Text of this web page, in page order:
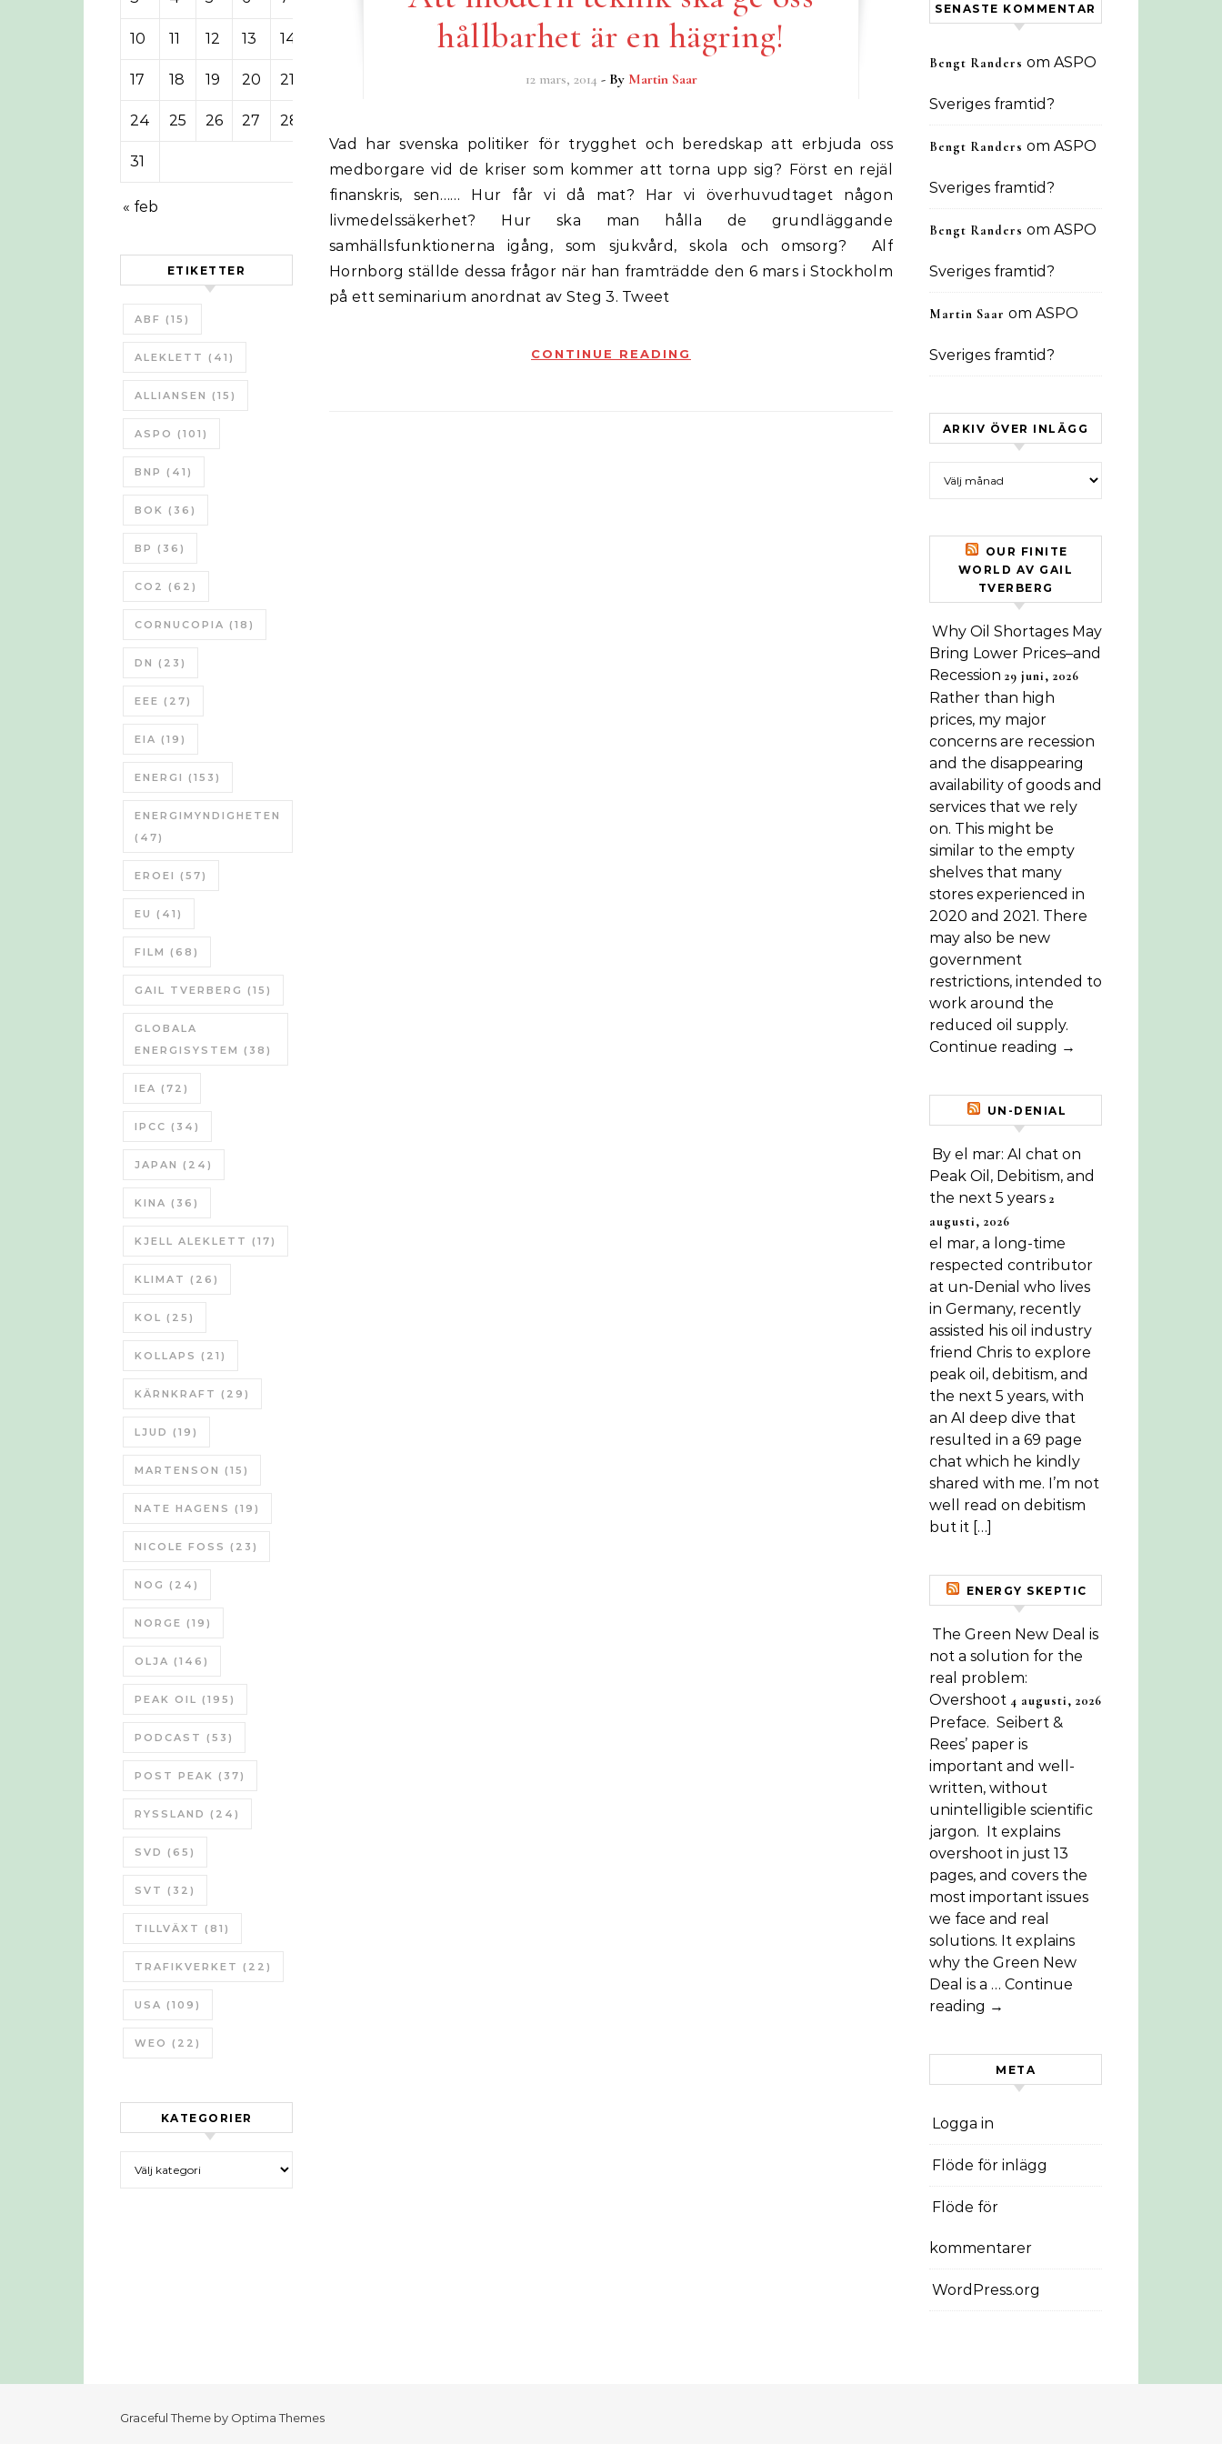
10 11 12 13 14
17 18 19 20 21
24 25 26 27 28
31
« feb
ETIKETTER
ABF (15)
ALEKLETT (41)
ALLIANSEN (15)
ASPO (101)
BNP (41)
BOK (36)
BP (36)
CO2 (62)
CORNUCOPIA (18)
DN (23)
EEE (27)
EIA (19)
ENERGI (153)
ENERGIMYNDIGHETEN
(47)
EROEI (57)
EU (41)
FILM (68)
GAIL TVERBERG (15)
GLOBALA
ENERGISYSTEM (38)
IEA (72)
IPCC (34)
JAPAN (24)
KINA (36)
KJELL ALEKLETT (17)
KLIMAT (26)
KOL (25)
KOLLAPS (21)
KÄRNKRAFT (29)
LJUD (19)
MARTENSON (15)
NATE HAGENS (19)
NICOLE FOSS (23)
NOG (24)
NORGE (19)
OLJA (146)
PEAK OIL (195)
PODCAST (53)
POST PEAK (37)
RYSSLAND (24)
SVD (65)
SVT (32)
TILLVÄXT (81)
TRAFIKVERKET (22)
USA (109)
WEO (22)
KATEGORIER
hållbarhet är en hägring!
12 mars, 2014 - By Martin Saar
Vad har svenska politiker för trygghet och beredskap att erbjuda oss
medborgare vid de kriser som kommer att torna upp sig? Först en rejäl
finanskris, sen…… Hur får vi då mat? Har vi överhuvudtaget någon
livmedelssäkerhet? Hur ska man hålla de grundläggande
samhällsfunktionerna igång, som sjukvård, skola och omsorg? Alf
Hornborg ställde dessa frågor när han framträdde den 6 mars i Stockholm
på ett seminarium anordnat av Steg 3. Tweet
CONTINUE READING
SENASTE KOMMENTAR
Bengt Randers om ASPO
Sveriges framtid?
Bengt Randers om ASPO
Sveriges framtid?
Bengt Randers om ASPO
Sveriges framtid?
Martin Saar om ASPO
Sveriges framtid?
ARKIV ÖVER INLÄGG
OUR FINITE
WORLD AV GAIL
TVERBERG
Why Oil Shortages May
Bring Lower Prices–and
Recession 29 juni, 2026
Rather than high
prices, my major
concerns are recession
and the disappearing
availability of goods and
services that we rely
on. This might be
similar to the empty
shelves that many
stores experienced in
2020 and 2021. There
may also be new
government
restrictions, intended to
work around the
reduced oil supply.
Continue reading →
UN-DENIAL
By el mar: AI chat on
Peak Oil, Debitism, and
the next 5 years 2
augusti, 2026
el mar, a long-time
respected contributor
at un-Denial who lives
in Germany, recently
assisted his oil industry
friend Chris to explore
peak oil, debitism, and
the next 5 years, with
an AI deep dive that
resulted in a 69 page
chat which he kindly
shared with me. I’m not
well read on debitism
but it […]
ENERGY SKEPTIC
The Green New Deal is
not a solution for the
real problem:
Overshoot 4 augusti, 2026
Preface. Seibert &
Rees’ paper is
important and well-
written, without
unintelligible scientific
jargon. It explains
overshoot in just 13
pages, and covers the
most important issues
we face and real
solutions. It explains
why the Green New
Deal is a … Continue
reading →
META
Logga in
Flöde för inlägg
Flöde för
kommentarer
WordPress.org
Graceful Theme by Optima Themes